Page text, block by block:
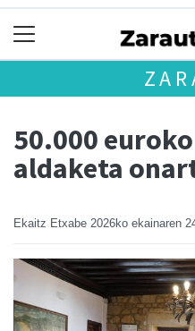
50.000
aldaketa
Ekaitz Etxabe 2026ko ekainaren